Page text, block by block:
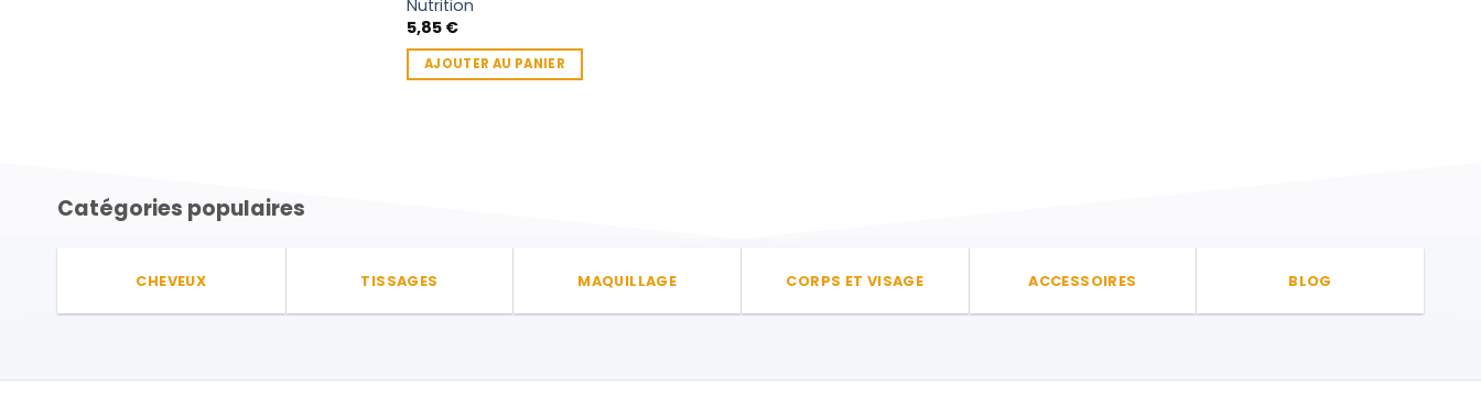
Nutrition
5,85 €
AJOUTER AU PANIER
Catégories populaires
CHEVEUX TISSAGES MAQUILLAGE CORPS ET VISAGE ACCESSOIRES BLOG